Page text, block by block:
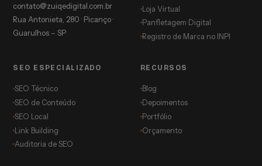
contato@zuiqedigital.com.br
Rua Antonieta, 280 · Picanço ·
Guarulhos – SP
Loja Virtual
Panfletagem Digital
Registro de Marca no INPI
SEO ESPECIALIZADO
SEO Técnico
SEO de Conteúdo
SEO Local
Link Building
Auditoria de SEO
RECURSOS
Blog
Depoimentos
Portfólio
Orçamento